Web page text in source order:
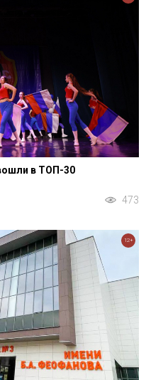
в ТОП-30
473
12+